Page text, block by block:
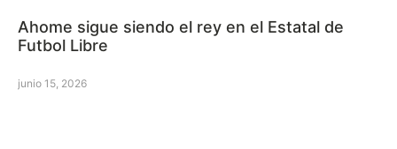
Ahome sigue siendo el rey en el Estatal de
Futbol Libre
junio 15, 2026